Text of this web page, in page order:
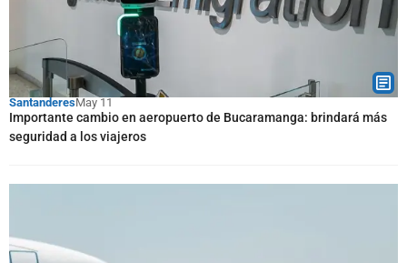
SantanderesMay 11
Importante cambio en aeropuerto de Bucaramanga: brindará más
seguridad a los viajeros